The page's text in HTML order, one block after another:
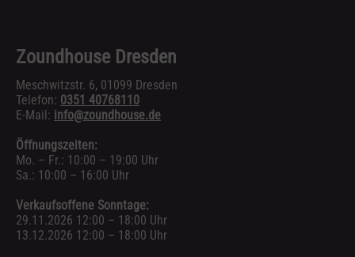
Zoundhouse Dresden
Meschwitzstr. 6, 01099 Dresden
Telefon: 0351 40768110
E-Mail: info@zoundhouse.de
Öffnungszeiten:
Mo. – Fr.: 10:00 – 19:00 Uhr
Sa.: 10:00 – 16:00 Uhr
Verkaufsoffene Sonntage:
29.11.2026 12:00 – 18:00 Uhr
13.12.2026 12:00 – 18:00 Uhr